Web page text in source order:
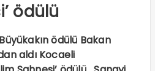
ödülü
ödülü Bakan
aldı Kocaeli